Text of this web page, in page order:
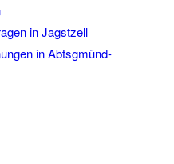
in Jagstzell
in Abtsgmünd-